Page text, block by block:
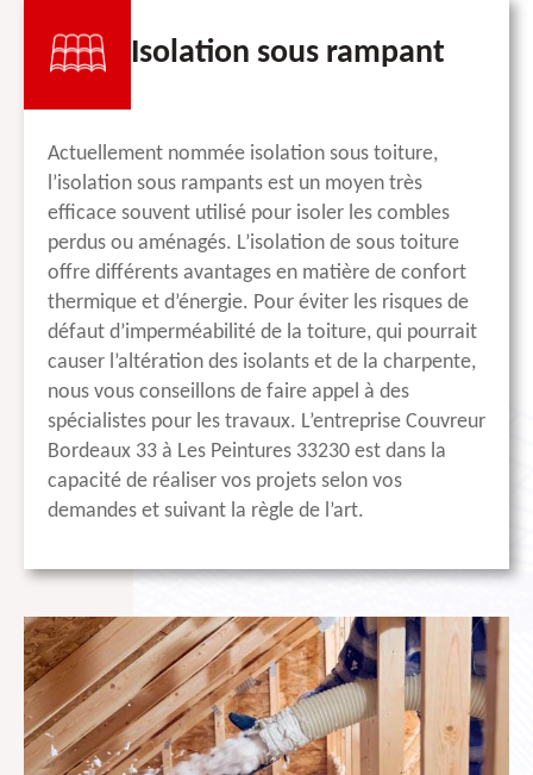
Isolation sous rampant
Actuellement nommée isolation sous toiture,
l’isolation sous rampants est un moyen très
efficace souvent utilisé pour isoler les combles
perdus ou aménagés. L’isolation de sous toiture
offre différents avantages en matière de confort
thermique et d’énergie. Pour éviter les risques de
défaut d’imperméabilité de la toiture, qui pourrait
causer l’altération des isolants et de la charpente,
nous vous conseillons de faire appel à des
spécialistes pour les travaux. L’entreprise Couvreur
Bordeaux 33 à Les Peintures 33230 est dans la
capacité de réaliser vos projets selon vos
demandes et suivant la règle de l’art.